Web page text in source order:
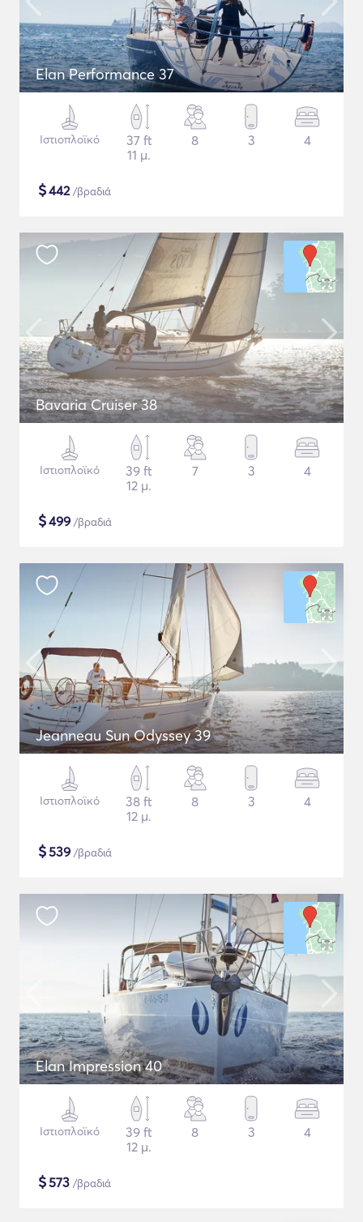
Elan Performance 37
Ιστιοπλοϊκό
37 ft
11 μ.
8 3 4
$442/βραδιά
Bavaria Cruiser 38
Ιστιοπλοϊκό
39 ft
12 μ.
7 3 4
$499 /βραδιά
Jeanneau Sun Odyssey 39
Ιστιοπλοϊκό
38 ft
12 μ.
8 3 4
$539 /βραδιά
Elan Impression 40
Ιστιοπλοϊκό
39 ft
12 μ.
8 3 4
$573 /βραδιά